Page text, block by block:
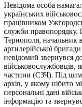
Невідома особа
українських
працівником
служби правопорядку.
Тернополя, начальник
артилерійської
невідомий звернувся
військовослужбовців,
частини (СЗЧ). Під цим
архів, у якому нібито
персональні дані
інформацію та